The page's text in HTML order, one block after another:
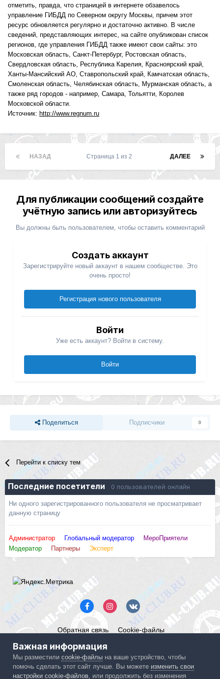
отметить, правда, что страницей в интернете обзавелось
управление ГИБДД по Северном округу Москвы, причем этот
ресурс обновляется регулярно и достаточно активно. В числе
сведений, представляющих интерес, на сайте опубликован список
регионов, где управления ГИБДД также имеют свои сайты: это
Московская область, Санкт-Петербург, Ростовская область,
Свердловская область, Республика Карелия, Красноярский край,
Ханты-Мансийский АО, Ставропольский край, Камчатская область,
Смоленская область, Челябинская область, Мурманская область, а
также ряд городов - например, Самара, Тольятти, Королев
Московской области.
Источник: http://www.regnum.ru
НАЗАД ДАЛЕЕ
Страница 1 из 2
Для публикации сообщений создайте
учётную запись или авторизуйтесь
Вы должны быть пользователем, чтобы оставить комментарий
Создать аккаунт
Зарегистрируйте новый аккаунт в нашем сообществе. Это
очень просто!
Регистрация нового пользователя
Войти
Уже есть аккаунт? Войти в систему.
Войти
Поделиться Подписчики 0
Перейти к списку тем
Последние посетители 0 пользователей онлайн
Ни одного зарегистрированного пользователя не просматривает
данную страницу
Администратор Глобальный модератор
МероПриятели
Модератор
Партнеры Эксперт
Обратная связь Cookie-файлы
Powered by Invision Community
Важная информация
Мы разместилиcookie-файлы на ваше устройство, чтобы
помочь сделать этот сайт лучше. Вы можете изменить свои
настройки cookie-файлов , или продолжить без изменения
IPS spam blocked by CleanTalk.